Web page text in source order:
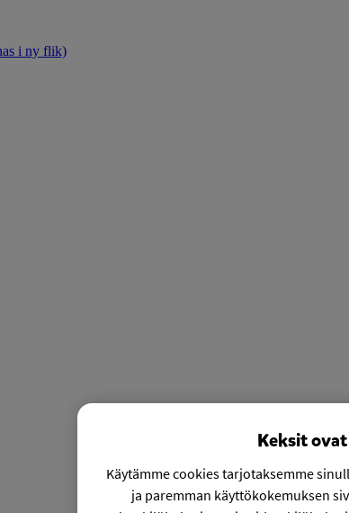
i ny flik)
Keksit
Käytämme cookies tarjotaksemme
ja paremman käyttökokemuksen